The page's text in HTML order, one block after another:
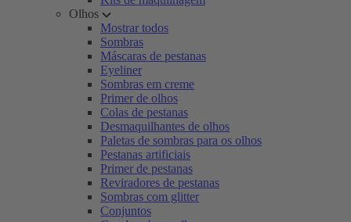
Olhos
Mostrar todos
Sombras
Máscaras de pestanas
Eyeliner
Sombras em creme
Primer de olhos
Colas de pestanas
Desmaquilhantes de olhos
Paletas de sombras para os olhos
Pestanas artificiais
Primer de pestanas
Reviradores de pestanas
Sombras com glitter
Conjuntos